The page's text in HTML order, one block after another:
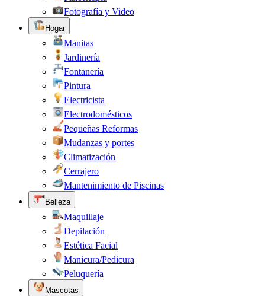
Fotografía y Video
Hogar
Manitas
Jardinería
Fontanería
Pintura
Electricista
Electrodomésticos
Pequeñas Reformas
Mudanzas y portes
Climatización
Cerrajero
Mantenimiento de Piscinas
Belleza
Maquillaje
Depilación
Estética Facial
Manicura/Pedicura
Peluquería
Mascotas